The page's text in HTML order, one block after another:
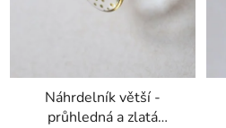
Náhrdelník větší -
průhledná a zlatá